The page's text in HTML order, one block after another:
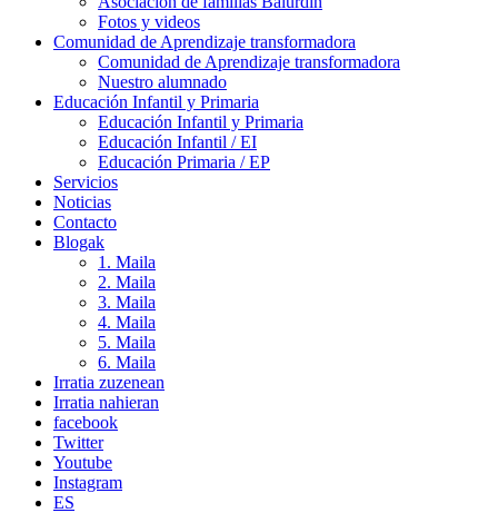
Fotos y videos
Comunidad de Aprendizaje transformadora
Comunidad de Aprendizaje transformadora
Nuestro alumnado
Educación Infantil y Primaria
Educación Infantil y Primaria
Educación Infantil / EI
Educación Primaria / EP
Servicios
Noticias
Contacto
Blogak
1. Maila
2. Maila
3. Maila
4. Maila
5. Maila
6. Maila
Irratia zuzenean
Irratia nahieran
facebook
Twitter
Youtube
Instagram
ES